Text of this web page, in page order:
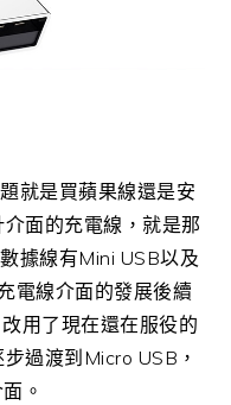
就是買蘋果線還是安
面的充電線，就是那
據線有Mini USB以及
電線介面的發展後續
用了現在還在服役的
過渡到Micro USB，
。